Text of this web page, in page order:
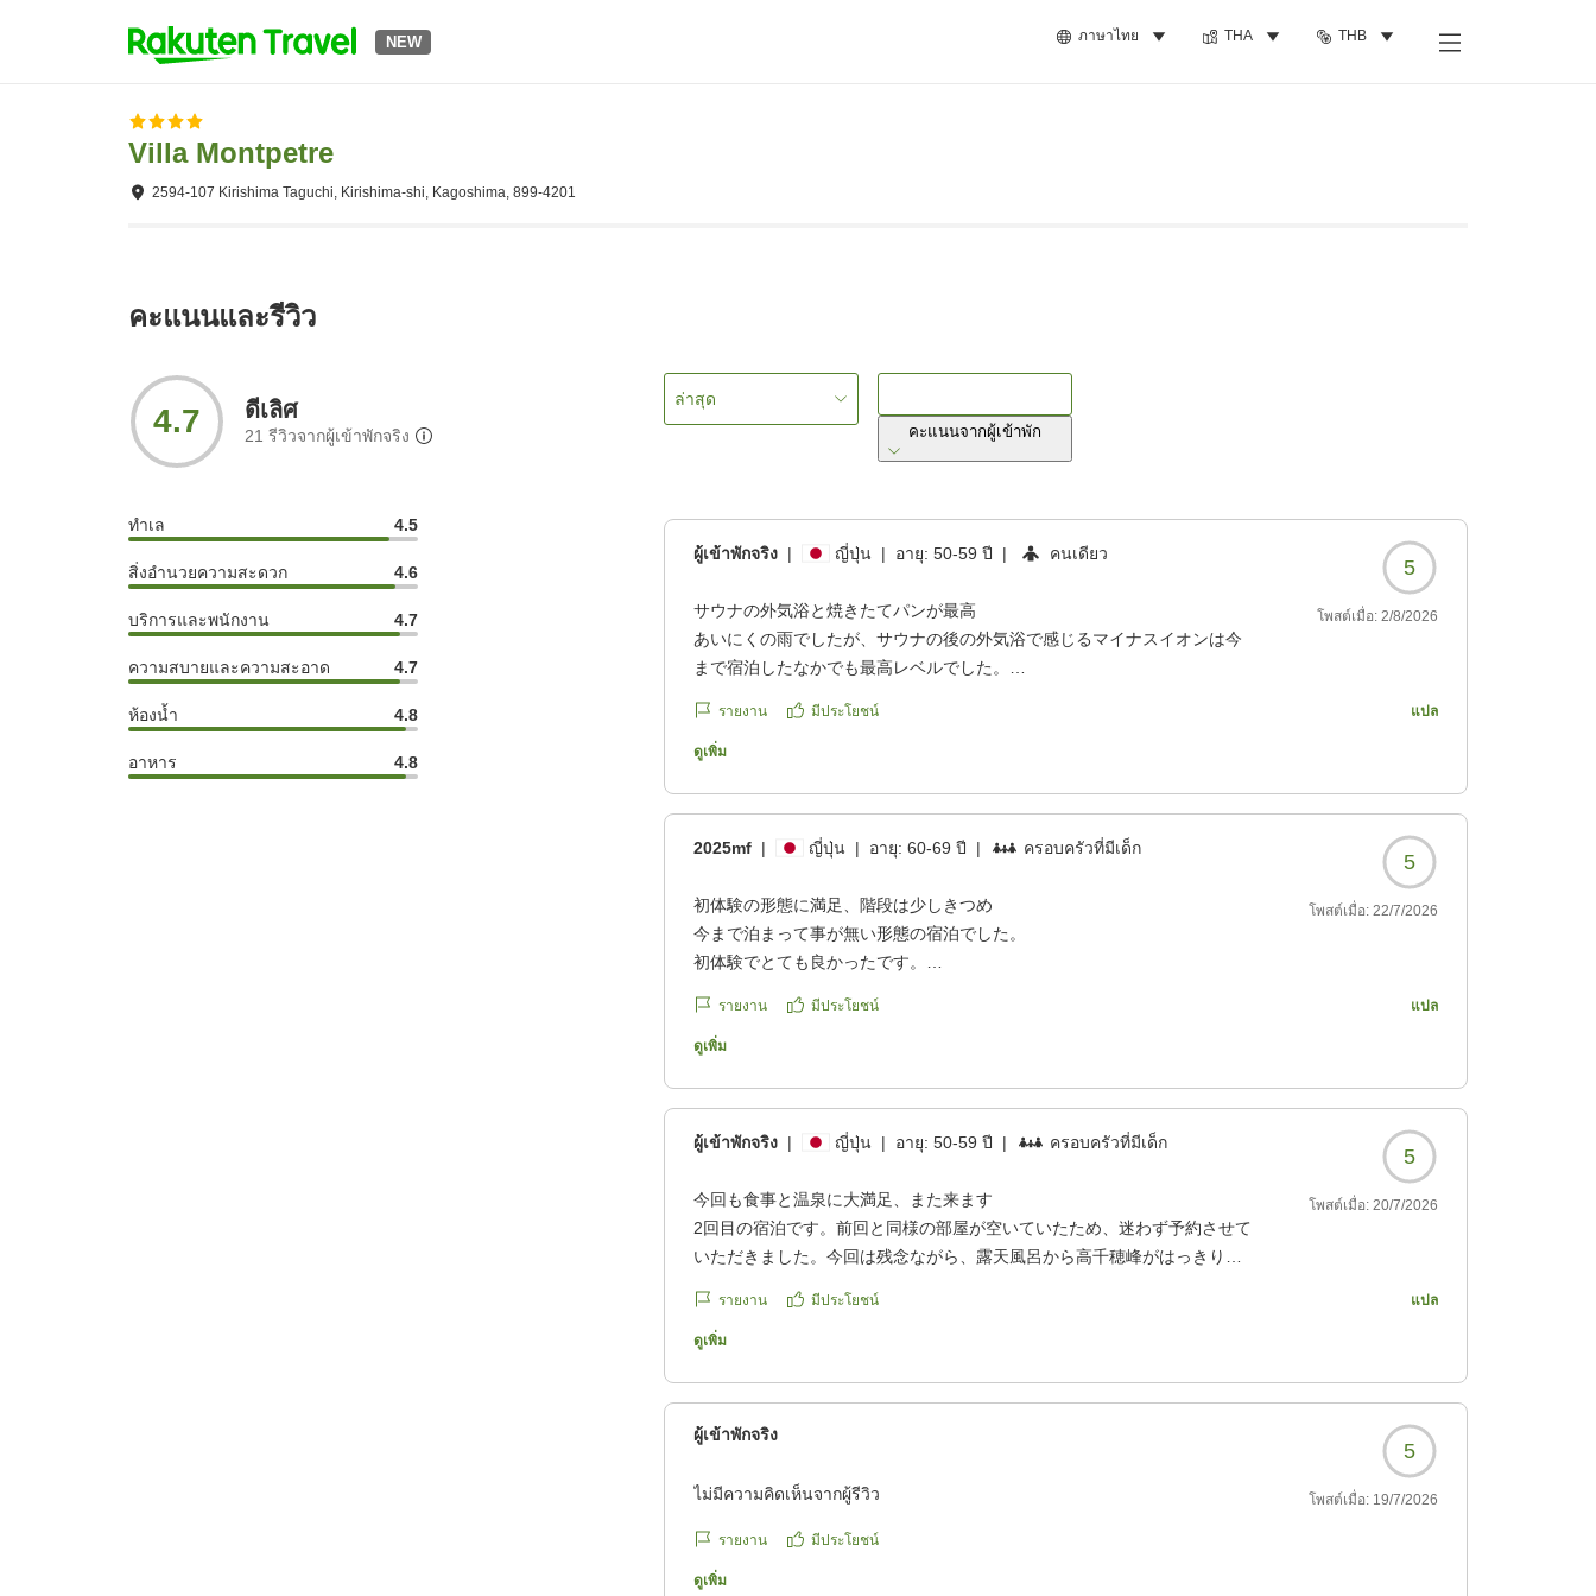
NEW ภาษาไทย THA THB
Villa Montpetre
2594-107 Kirishima Taguchi, Kirishima-shi, Kagoshima, 899-4201
คะแนนและรีวิว
4.7 ดีเลิศ
21 รีวิวจากผู้เข้าพักจริง
ทำเล 4.5
สิ่งอำนวยความสะดวก 4.6
บริการและพนักงาน 4.7
ความสบายและความสะอาด 4.7
ห้องน้ำ 4.8
อาหาร 4.8
ล่าสุด
คะแนนจากผู้เข้าพัก
ผู้เข้าพักจริง | ญี่ปุ่น | อายุ:50-59 ปี | คนเดียว
5
サウナの外気浴と焼きたてパンが最高
あいにくの雨でしたが、サウナの後の外気浴で感じるマイナスイオンは今
まで宿泊したなかでも最高レベルでした。
また絶対行こうと思います。
他の画像やクチコミの詳細はこちらから
reviewId=33123478319532
โพสต์เมื่อ: 2/8/2026
รายงาน มีประโยชน์ แปล
ดูเพิ่ม
2025mf | ญี่ปุ่น | อายุ:60-69 ปี | ครอบครัวที่มีเด็ก
5
初体験の形態に満足、階段は少しきつめ
今まで泊まって事が無い形態の宿泊でした。
初体験でとても良かったです。
夕食はおいしかった。
ゆっくりできました。
クチコミの詳細はこちらから
https://review.travel.rakuten.co.jp/hotel/voice/19121?
โพสต์เมื่อ: 22/7/2026
รายงาน มีประโยชน์ แปล
ดูเพิ่ม
ผู้เข้าพักจริง | ญี่ปุ่น | อายุ:50-59 ปี | ครอบครัวที่มีเด็ก
5
今回も食事と温泉に大満足、また来ます
2回目の宿泊です。前回と同様の部屋が空いていたため、迷わず予約させて
いただきました。今回は残念ながら、露天風呂から高千穂峰がはっきりと
が、今回も夕食、朝食ともに味付け、量ともに満足しました。また、3回目
もと考えてます。
https://review.travel.rakuten.co.jp/hotel/voice/19121?
reviewId=33123478154046
โพสต์เมื่อ: 20/7/2026
รายงาน มีประโยชน์ แปล
ดูเพิ่ม
ผู้เข้าพักจริง
5
ไม่มีความคิดเห็นจากผู้รีวิว โพสต์เมื่อ: 19/7/2026
รายงาน มีประโยชน์
ดูเพิ่ม